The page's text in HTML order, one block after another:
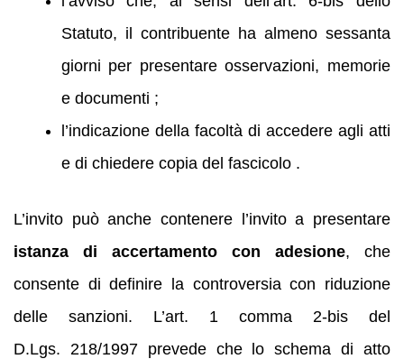
Statuto, il contribuente ha almeno sessanta
giorni per presentare osservazioni, memorie
e documenti ;
l’indicazione della facoltà di accedere agli atti
e di chiedere copia del fascicolo .
L’invito può anche contenere l’invito a presentare
istanza di accertamento con adesione, che
consente di definire la controversia con riduzione
delle sanzioni. L’art. 1 comma 2‑bis del
D.Lgs. 218/1997 prevede che lo schema di atto